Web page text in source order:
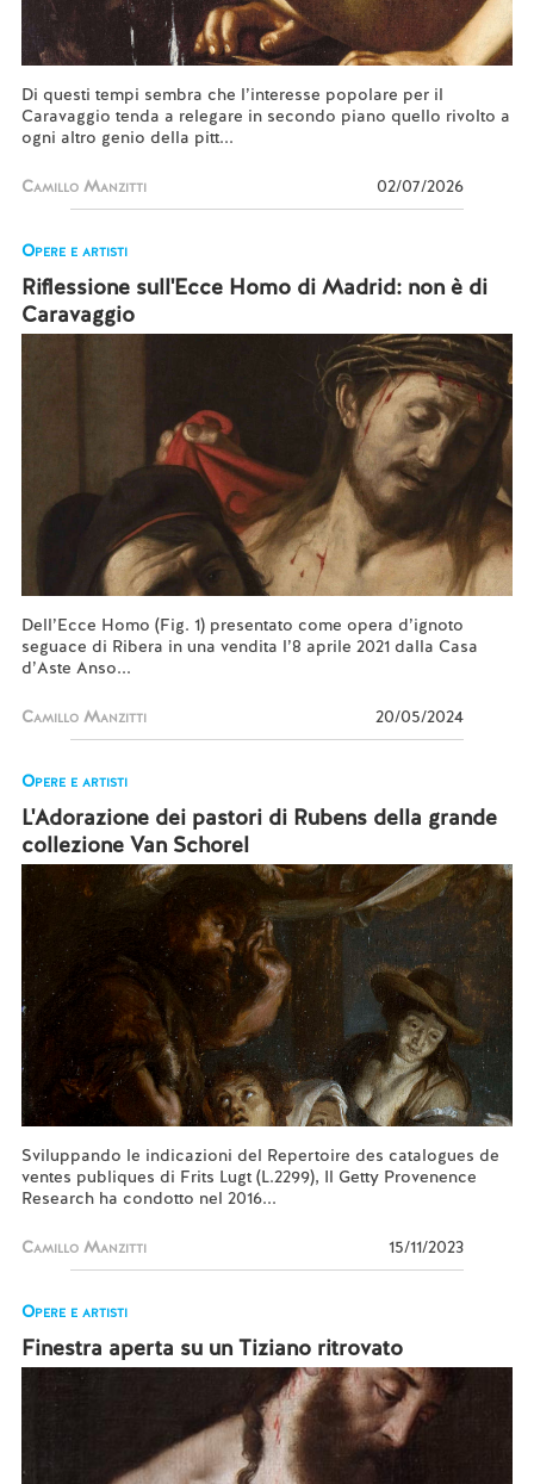
Di questi tempi sembra che l’interesse popolare per il
Caravaggio tenda a relegare in secondo piano quello rivolto a
ogni altro genio della pitt...
Camillo Manzitti 02/07/2026
Opere e artisti
Riflessione sull'Ecce Homo di Madrid: non è di
Caravaggio
Dell’Ecce Homo (Fig. 1) presentato come opera d’ignoto
seguace di Ribera in una vendita l’8 aprile 2021 dalla Casa
d’Aste Anso...
Camillo Manzitti 20/05/2024
Opere e artisti
L'Adorazione dei pastori di Rubens della grande
collezione Van Schorel
Sviluppando le indicazioni del Repertoire des catalogues de
ventes publiques di Frits Lugt (L.2299), Il Getty Provenence
Research ha condotto nel 2016...
Camillo Manzitti 15/11/2023
Opere e artisti
Finestra aperta su un Tiziano ritrovato